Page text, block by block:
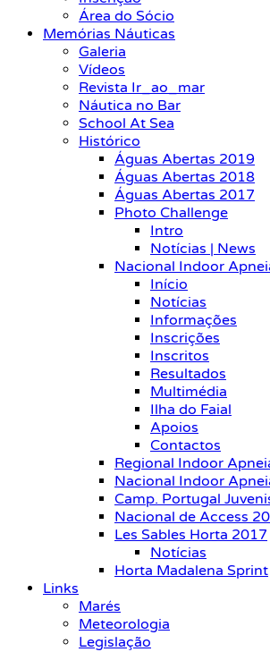
Área do Sócio
Memórias Náuticas
Galeria
Vídeos
Revista Ir_ao_mar
Náutica no Bar
School At Sea
Histórico
Águas Abertas 2019
Águas Abertas 2018
Águas Abertas 2017
Photo Challenge
Intro
Notícias | News
Nacional Indoor
Início
Notícias
Informações
Inscrições
Inscritos
Resultados
Multimédia
Ilha do Faial
Apoios
Contactos
Regional Indoor
Nacional Indoor
Camp. Portugal
Nacional de Access
Les Sables Horta 2017
Notícias
Horta Madalena Sprint
Links
Marés
Meteorologia
Legislação